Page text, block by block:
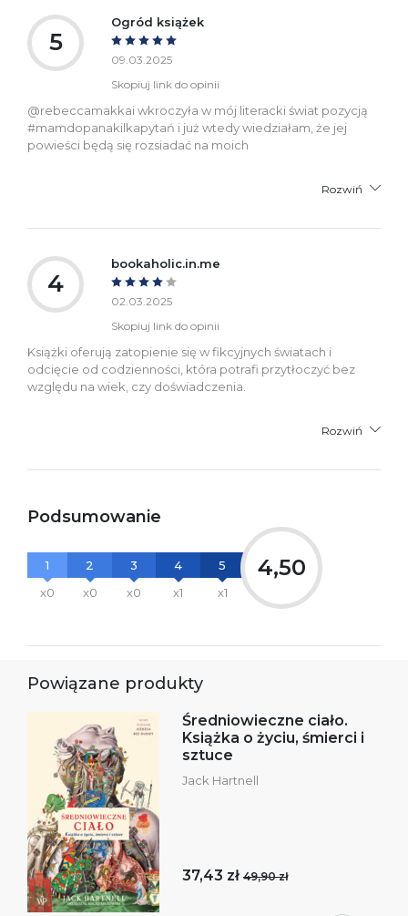
5
Ogród książek
09.03.2025
Skopiuj link do opinii
@rebeccamakkai wkroczyła w mój literacki świat pozycją
#mamdopanakilkapytań i już wtedy wiedziałam, że jej
powieści będą się rozsiadać na moich
Rozwiń
4
bookaholic.in.me
02.03.2025
Skopiuj link do opinii
Książki oferują zatopienie się w fikcyjnych światach i
odcięcie od codzienności, która potrafi przytłoczyć bez
względu na wiek, czy doświadczenia.
Rozwiń
Podsumowanie
1
x0
2
x0
3
x0
4
x1
5
x1
4,50
Powiązane produkty
Średniowieczne ciało.
Książka o życiu, śmierci i
sztuce
Jack Hartnell
37,43 zł 49,90 zł